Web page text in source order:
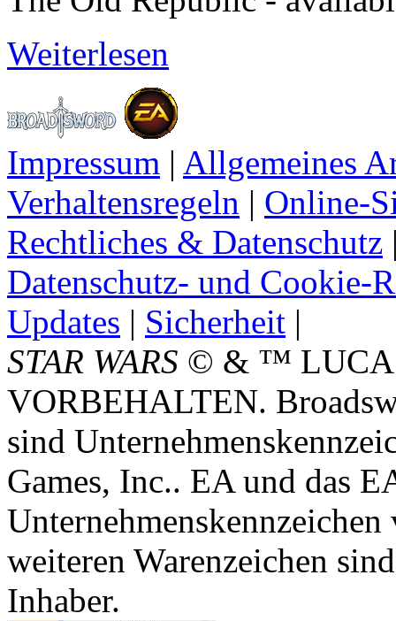
Weiterlesen
Impressum | Allgemeines
Verhaltensregeln | Online-
Rechtliches & Datenschutz
Datenschutz- und Cookie-
Updates | Sicherheit |
STAR WARS © & ™
VORBEHALTEN.
sind
Games, Inc.. EA und das
weiteren Warenzeichen
Inhaber.